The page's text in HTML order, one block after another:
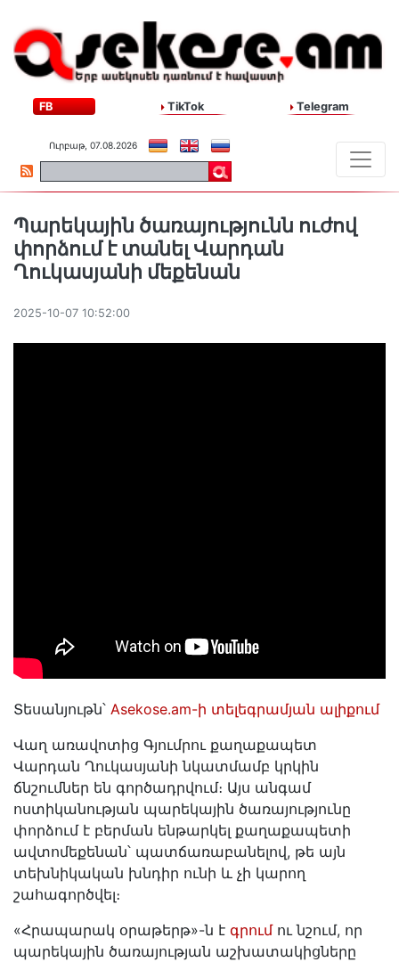
FB TikTok Telegram
Ուրբաթ, 07.08.2026
Պարեկային ծառայությունն ուժով
փորձում է տանել Վարդան
Ղուկասյանի մեքենան
2025-10-07 10:52:00
Տեսանյութն՝ Asekose.am-ի տելեգրամյան ալիքում
Վաղ առավոտից Գյումրու քաղաքապետ
Վարդան Ղուկասյանի նկատմամբ կրկին
ճնշումներ են գործադրվում։ Այս անգամ
ոստիկանության պարեկային ծառայությունը
փորձում է բերման ենթարկել քաղաքապետի
ավտոմեքենան՝ պատճառաբանելով, թե այն
տեխնիկական խնդիր ունի և չի կարող
շահագործվել։
«Հրապարակ օրաթերթ»-ն է գրում ու նշում, որ
պարեկային ծառայության աշխատակիցները